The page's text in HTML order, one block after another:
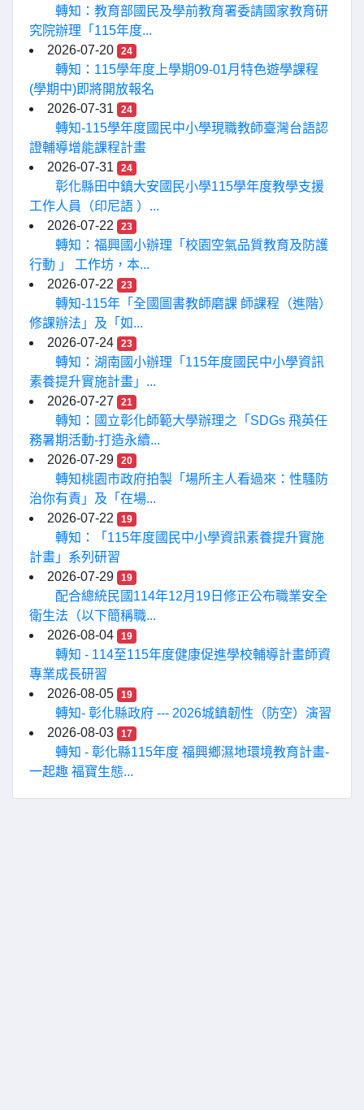
轉知：教育部國民及學前教育署委請國家教育研
究院辦理「115年度...
2026-07-20
24
轉知：115學年度上學期09-01月特色遊學課程
(學期中)即將開放報名
2026-07-31
24
轉知-115學年度國民中小學現職教師臺灣台語認
證輔導增能課程計畫
2026-07-31
24
彰化縣田中鎮大安國民小學115學年度教學支援
工作人員（印尼語 ）...
2026-07-22
23
轉知：福興國小辦理「校園空氣品質教育及防護
行動 」 工作坊，本...
2026-07-22
23
轉知-115年「全國圖書教師磨課 師課程（進階）
修課辦法」及「如...
2026-07-24
23
轉知：湖南國小辦理「115年度國民中小學資訊
素養提升實施計畫」...
2026-07-27
21
轉知：國立彰化師範大學辦理之「SDGs 飛英任
務暑期活動-打造永續...
2026-07-29
20
轉知桃園市政府拍製「場所主人看過來：性騷防
治你有責」及「在場...
2026-07-22
19
轉知：「115年度國民中小學資訊素養提升實施
計畫」系列研習
2026-07-29
19
配合總統民國114年12月19日修正公布職業安全
衛生法（以下簡稱職...
2026-08-04
19
轉知 - 114至115年度健康促進學校輔導計畫師資
專業成長研習
2026-08-05
19
轉知- 彰化縣政府 --- 2026城鎮韌性（防空）演習
2026-08-03
17
轉知 - 彰化縣115年度 福興鄉濕地環境教育計畫-
一起趣 福寶生態...